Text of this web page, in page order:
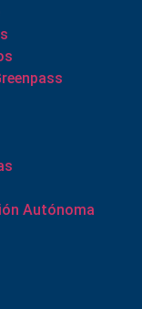
Autónoma